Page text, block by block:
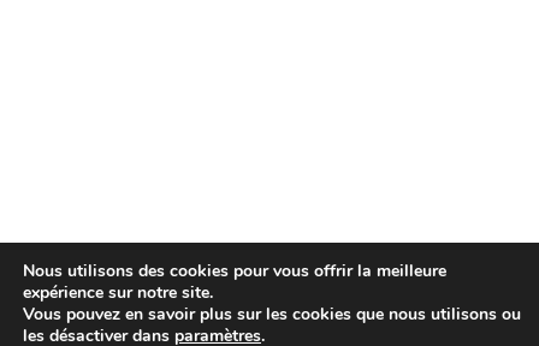
Nous utilisons des cookies pour vous offrir la meilleure
expérience sur notre site.
Vous pouvez en savoir plus sur les cookies que nous utilisons ou
les désactiver dans paramètres.